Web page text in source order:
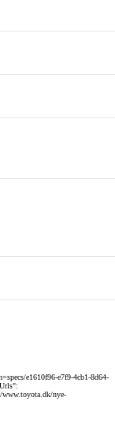
e1610f96-e7f9-4cb1-8d64-
nye-